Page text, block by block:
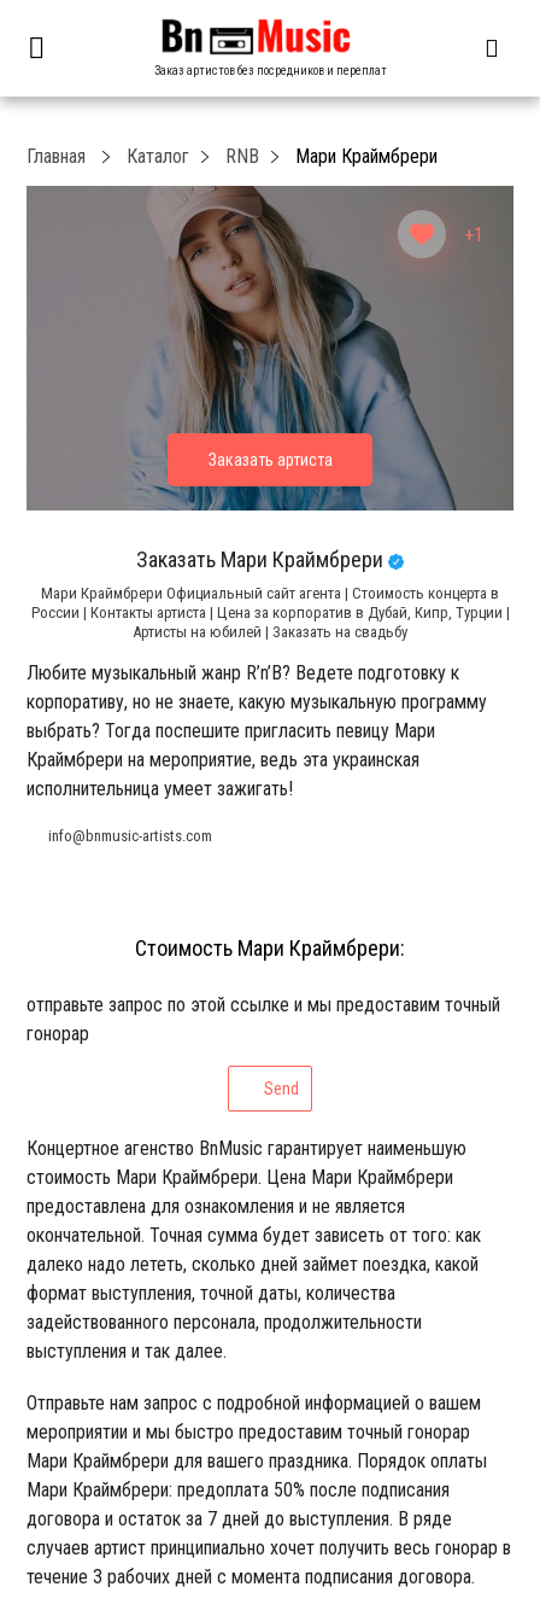
Заказ артистов без посредников и переплат
+1
Главная Каталог RNB Мари Краймбрери
Заказать Мари Краймбрери
Мари Краймбрери Официальный сайт агента | Стоимость концерта в
России | Контакты артиста | Цена за корпоратив в Дубай, Кипр, Турции |
Артисты на юбилей | Заказать на свадьбу
Любите музыкальный жанр R’n’B? Ведете подготовку к
корпоративу, но не знаете, какую музыкальную программу
выбрать? Тогда поспешите пригласить певицу Мари
Краймбрери на мероприятие, ведь эта украинская
исполнительница умеет зажигать!
info@bnmusic-artists.com
Стоимость Мари Краймбрери:
отправьте запрос по этой ссылке и мы предоставим точный
гонорар
Send
Концертное агенство BnMusic гарантирует наименьшую
стоимость Мари Краймбрери. Цена Мари Краймбрери
предоставлена для ознакомления и не является
окончательной. Точная сумма будет зависеть от того: как
далеко надо лететь, сколько дней займет поездка, какой
формат выступления, точной даты, количества
задействованного персонала, продолжительности
выступления и так далее.
Отправьте нам запрос с подробной информацией о вашем
мероприятии и мы быстро предоставим точный гонорар
Мари Краймбрери для вашего праздника. Порядок оплаты
Мари Краймбрери: предоплата 50% после подписания
договора и остаток за 7 дней до выступления. В ряде
случаев артист принципиально хочет получить весь гонорар в
течение 3 рабочих дней с момента подписания договора.